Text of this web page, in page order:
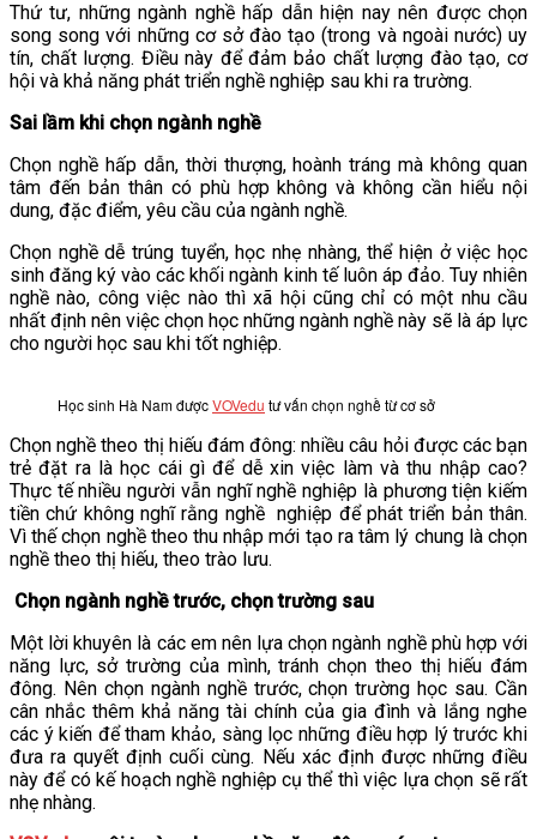
Thứ tư, những ngành nghề hấp dẫn hiện nay nên được chọn
song song với những cơ sở đào tạo (trong và ngoài nước) uy
tín, chất lượng. Điều này để đảm bảo chất lượng đào tạo, cơ
hội và khả năng phát triển nghề nghiệp sau khi ra trường.
Sai lầm khi chọn ngành nghề
Chọn nghề hấp dẫn, thời thượng, hoành tráng mà không quan
tâm đến bản thân có phù hợp không và không cần hiểu nội
dung, đặc điểm, yêu cầu của ngành nghề.
Chọn nghề dễ trúng tuyển, học nhẹ nhàng, thể hiện ở việc học
sinh đăng ký vào các khối ngành kinh tế luôn áp đảo. Tuy nhiên
nghề nào, công việc nào thì xã hội cũng chỉ có một nhu cầu
nhất định nên việc chọn học những ngành nghề này sẽ là áp lực
cho người học sau khi tốt nghiệp.
Học sinh Hà Nam đượcVOVedu tư vấn chọn nghề từ cơ sở
Chọn nghề theo thị hiếu đám đông: nhiều câu hỏi được các bạn
trẻ đặt ra là học cái gì để dễ xin việc làm và thu nhập cao?
Thực tế nhiều người vẫn nghĩ nghề nghiệp là phương tiện kiếm
tiền chứ không nghĩ rằng nghề nghiệp để phát triển bản thân.
Vì thế chọn nghề theo thu nhập mới tạo ra tâm lý chung là chọn
nghề theo thị hiếu, theo trào lưu.
Chọn ngành nghề trước, chọn trường sau
Một lời khuyên là các em nên lựa chọn ngành nghề phù hợp với
năng lực, sở trường của mình, tránh chọn theo thị hiếu đám
đông. Nên chọn ngành nghề trước, chọn trường học sau. Cần
cân nhắc thêm khả năng tài chính của gia đình và lắng nghe
các ý kiến để tham khảo, sàng lọc những điều hợp lý trước khi
đưa ra quyết định cuối cùng. Nếu xác định được những điều
này để có kế hoạch nghề nghiệp cụ thể thì việc lựa chọn sẽ rất
nhẹ nhàng.